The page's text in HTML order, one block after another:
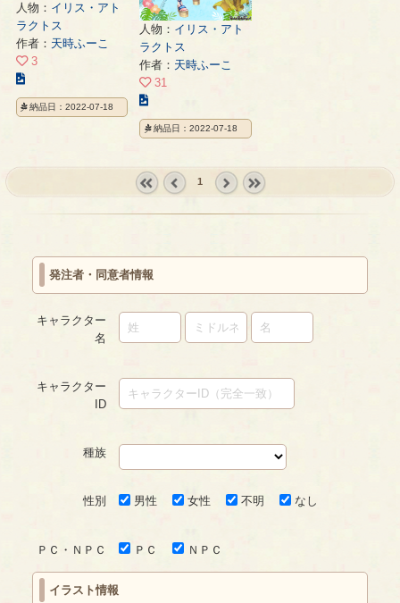
人物： イリス・アト
ラクトス
作者： 天時ふーこ
3
の
イ
納品日：2022-07-18
人物： イリス・アト
ラクトス
作者： 天時ふーこ
31
の
イ
ス
ト
ジ
納品日：2022-07-18
1
発注者・同意者情報
キャラクター
名
キャラクター
ID
種族
性別 男性 女性 不明 なし
ＰＣ・ＮＰＣ ＰＣ ＮＰＣ
イラスト情報